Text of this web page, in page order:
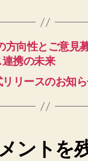
方向性とご意
携の未来
リリースのお知
ントを